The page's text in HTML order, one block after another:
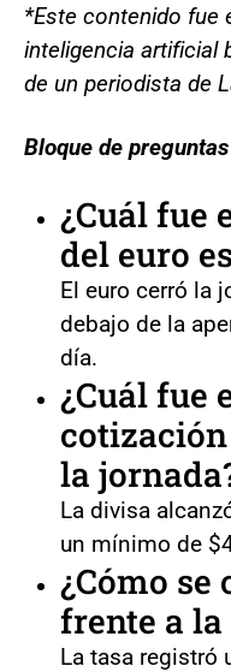
*Este contenido fue
inteligencia artificial
de un periodista de
Bloque de
¿Cuál fue
del euro
El euro cerró la
debajo de la
día.
¿Cuál fue
la
La divisa
un mínimo de
¿Cómo
frente a
La tasa registró